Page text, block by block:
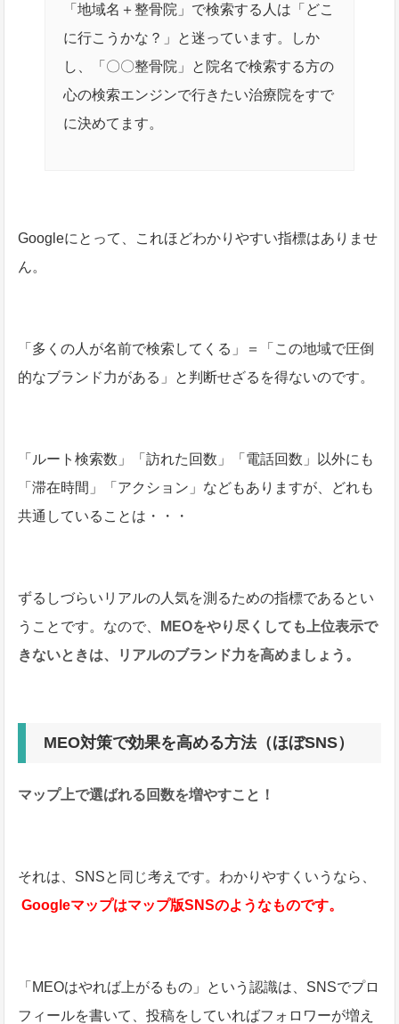
「地域名＋整骨院」で検索する人は「どこ
に行こうかな？」と迷っています。しか
し、「〇〇整骨院」と院名で検索する方の
心の検索エンジンで行きたい治療院をすで
に決めてます。
Googleにとって、これほどわかりやすい指標はありませ
ん。
「多くの人が名前で検索してくる」＝「この地域で圧倒
的なブランド力がある」と判断せざるを得ないのです。
「ルート検索数」「訪れた回数」「電話回数」以外にも
「滞在時間」「アクション」などもありますが、どれも
共通していることは・・・
ずるしづらいリアルの人気を測るための指標であるとい
うことです。なので、
MEOをやり尽くしても上位表示で
きないときは、リアルのブランド力を高めましょう。
MEO対策で効果を高める方法（ほぼSNS）
マップ上で選ばれる回数を増やすこと！
それは、SNSと同じ考えです。わかりやすくいうなら、
Googleマップはマップ版SNSのようなものです。
「MEOはやれば上がるもの」という認識は、SNSでプロ
フィールを書いて、投稿をしていればフォロワーが増え